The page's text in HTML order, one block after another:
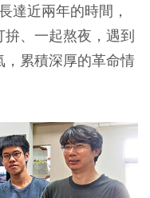
達近兩年的時間，
、一起熬夜，遇到
累積深厚的革命情